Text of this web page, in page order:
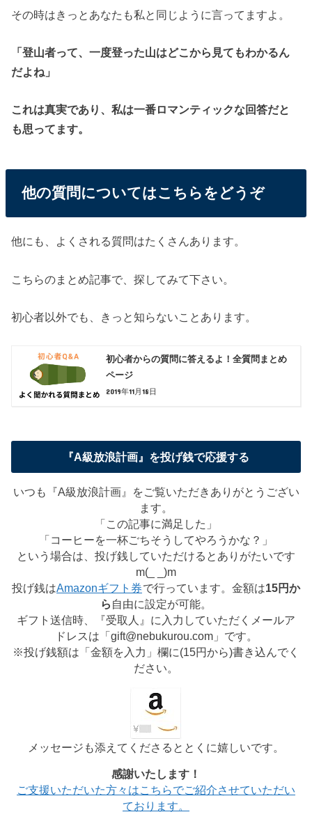
その時はきっとあなたも私と同じように言ってますよ。
「登山者って、一度登った山はどこから見てもわかるん
だよね」
これは真実であり、私は一番ロマンティックな回答だと
も思ってます。
他の質問についてはこちらをどうぞ
他にも、よくされる質問はたくさんあります。
こちらのまとめ記事で、探してみて下さい。
初心者以外でも、きっと知らないことあります。
初心者からの質問に答えるよ！全質問まとめ
ページ
2019年11月18日
『A級放浪計画』を投げ銭で応援する
いつも『A級放浪計画』をご覧いただきありがとうござい
ます。
「この記事に満足した」
「コーヒーを一杯ごちそうしてやろうかな？」
という場合は、投げ銭していただけるとありがたいです
m(_ _)m
投げ銭はAmazonギフト券で行っています。金額は15円か
ら 自由に設定が可能。
ギフト送信時、『受取人』に入力していただくメールア
ドレスは「gift@nebukurou.com」です。
※投げ銭額は「金額を入力」欄に(15円から)書き込んでく
ださい。
メッセージも添えてくださるととくに嬉しいです。
感謝いたします！
ご支援いただいた方々はこちらでご紹介させていただい
ております。